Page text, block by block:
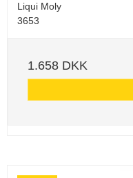
Liqui Moly
3653
1.658 DKK